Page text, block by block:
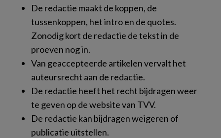
De redactie maakt de koppen, de
tussenkoppen, het intro en de quotes.
Zonodig kort de redactie de tekst in de
proeven nog in.
Van geaccepteerde artikelen vervalt het
auteursrecht aan de redactie.
De redactie heeft het recht bijdragen weer
te geven op de website van TVV.
De redactie kan bijdragen weigeren of
publicatie uitstellen.